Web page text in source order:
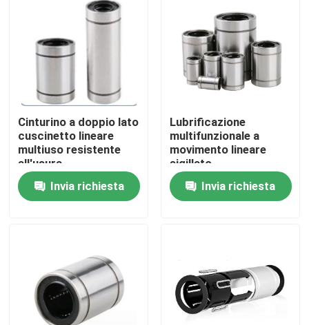
Casa.
Prodotti
Su di noi
Controllo della qualità
Cinturino a doppio lato
cuscinetto lineare
multiuso resistente
all'usura
Invia richiesta
Lubrificazione
multifunzionale a
movimento lineare
sigillato
Invia richiesta